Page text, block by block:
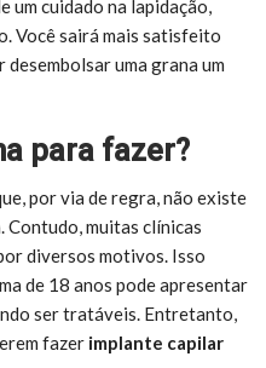
um cuidado na lapidação,
Você sairá mais satisfeito
uma grana um
para fazer?
por via de regra, não existe
Contudo, muitas clínicas
diversos motivos. Isso
de 18 anos pode apresentar
ser tratáveis. Entretanto,
fazer implante capilar